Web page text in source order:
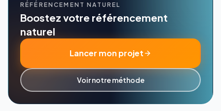
RÉFÉRENCEMENT NATUREL
Boostez votre référencement
naturel
Lancer mon projet
Voir notre méthode